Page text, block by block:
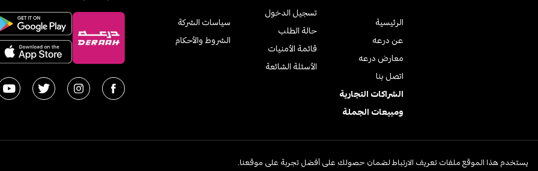
الرئيسية
عن درعه
معارض درعه
اتصل بنا
الشراكات التجارية
ومبيعات الجملة
تسجيل الدخول
حالة الطلب
قائمة الأمنيات
الأسئلة الشائعة
سياسات الشركة
الشروط والأحكام
يستخدم هذا الموقع ملفات تعريف الارتباط لضمان حصولك على أفضل تجربة على موقعنا.